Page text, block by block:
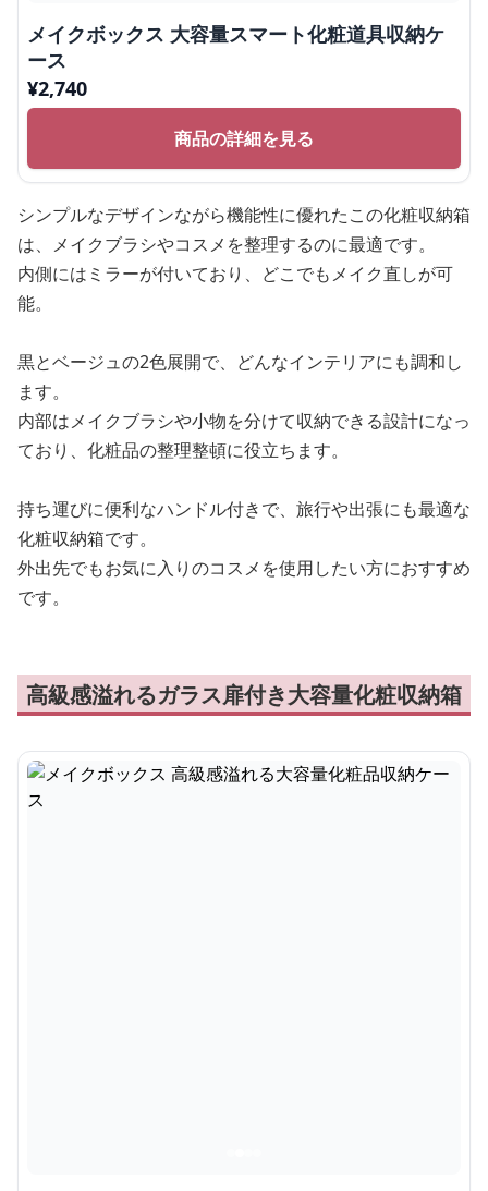
メイクボックス 大容量スマート化粧道具収納ケ
ース
¥2,740
商品の詳細を見る
シンプルなデザインながら機能性に優れたこの化粧収納箱
は、メイクブラシやコスメを整理するのに最適です。
内側にはミラーが付いており、どこでもメイク直しが可
能。
黒とベージュの2色展開で、どんなインテリアにも調和し
ます。
内部はメイクブラシや小物を分けて収納できる設計になっ
ており、化粧品の整理整頓に役立ちます。
持ち運びに便利なハンドル付きで、旅行や出張にも最適な
化粧収納箱です。
外出先でもお気に入りのコスメを使用したい方におすすめ
です。
高級感溢れるガラス扉付き大容量化粧収納箱